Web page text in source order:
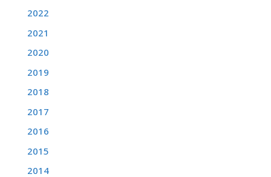
2022
2021
2020
2019
2018
2017
2016
2015
2014